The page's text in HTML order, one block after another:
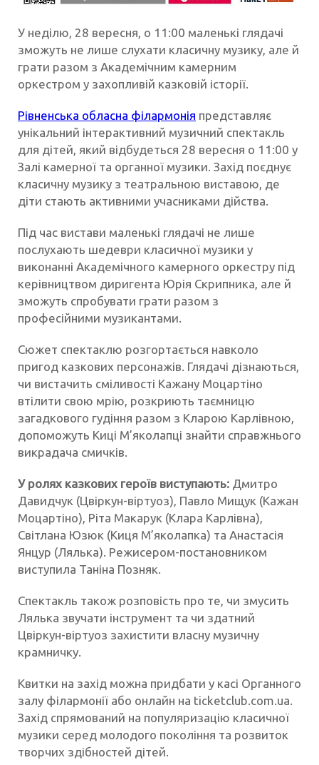
У неділю, 28 вересня, о 11:00 маленькі глядачі
зможуть не лише слухати класичну музику, але й
грати разом з Академічним камерним
оркестром у захопливій казковій історії.
Рівненська обласна філармонія представляє
унікальний інтерактивний музичний спектакль
для дітей, який відбудеться 28 вересня о 11:00 у
Залі камерної та органної музики. Захід поєднує
класичну музику з театральною виставою, де
діти стають активними учасниками дійства.
Під час вистави маленькі глядачі не лише
послухають шедеври класичної музики у
виконанні Академічного камерного оркестру під
керівництвом диригента Юрія Скрипника, але й
зможуть спробувати грати разом з
професійними музикантами.
Сюжет спектаклю розгортається навколо
пригод казкових персонажів. Глядачі дізнаються,
чи вистачить сміливості Кажану Моцартіно
втілити свою мрію, розкриють таємницю
загадкового гудіння разом з Кларою Карлівною,
допоможуть Киці М’яколапці знайти справжнього
викрадача смичків.
У ролях казкових героїв виступають: Дмитро
Давидчук (Цвіркун-віртуоз), Павло Мищук (Кажан
Моцартіно), Ріта Макарук (Клара Карлівна),
Світлана Юзюк (Киця М’яколапка) та Анастасія
Янцур (Лялька). Режисером-постановником
виступила Таніна Позняк.
Спектакль також розповість про те, чи змусить
Лялька звучати інструмент та чи здатний
Цвіркун-віртуоз захистити власну музичну
крамничку.
Квитки на захід можна придбати у касі Органного
залу філармонії або онлайн на ticketclub.com.ua.
Захід спрямований на популяризацію класичної
музики серед молодого покоління та розвиток
творчих здібностей дітей.